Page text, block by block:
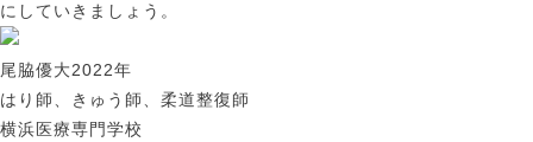
にしていきましょう。
尾脇優大2022年
はり師、きゅう師、柔道整復師
横浜医療専門学校